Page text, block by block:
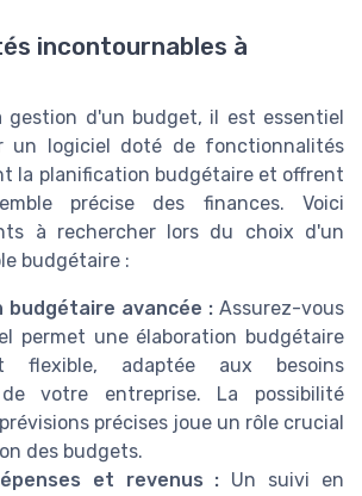
incontournables à
gestion d'un budget, il est essentiel
un logiciel doté de fonctionnalités
la planification budgétaire et offrent
précise des finances. Voici
à rechercher lors du choix d'un
budgétaire :
budgétaire avancée : Assurez-vous
permet une élaboration budgétaire
flexible, adaptée aux besoins
de votre entreprise. La possibilité
précises joue un rôle crucial
des budgets.
et revenus : Un suivi en